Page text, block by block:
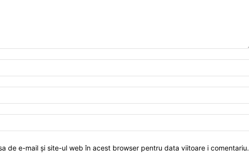
de e-mail și site-ul web în acest browser pentru data viitoare i comentariu.